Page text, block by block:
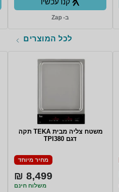
קנו עכשיו
ב- Zap
לכל המוצרים
משטח צליה מבית TEKA תקה
דגם TPI380
מחיר מיוחד
8,499 ₪
משלוח חינם